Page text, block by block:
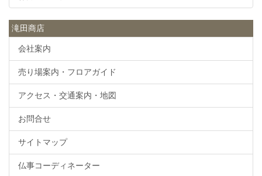
滝田商店
会社案内
売り場案内・フロアガイド
アクセス・交通案内・地図
お問合せ
サイトマップ
仏事コーディネーター